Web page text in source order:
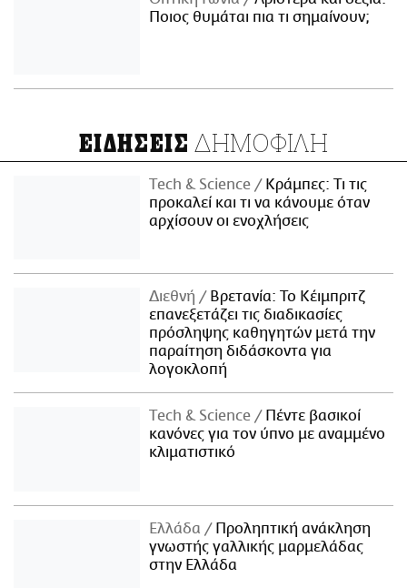
Ποιος θυμάται πια τι σημαίνουν;
ΕΙΔΗΣΕΙΣ ΔΗΜΟΦΙΛΗ
Τech & Science
Κράμπες: Τι τις
προκαλεί και τι να κάνουμε όταν
αρχίσουν οι ενοχλήσεις
Διεθνή
Βρετανία: Το Κέιμπριτζ
επανεξετάζει τις διαδικασίες
πρόσληψης καθηγητών μετά την
παραίτηση διδάσκοντα για
λογοκλοπή
Τech & Science
Πέντε βασικοί
κανόνες για τον ύπνο με αναμμένο
κλιματιστικό
Ελλάδα
Προληπτική ανάκληση
γνωστής γαλλικής μαρμελάδας
στην Ελλάδα